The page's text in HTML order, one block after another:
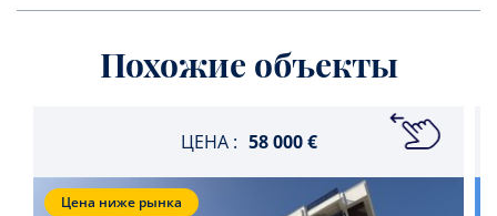
Похожие объекты
ЦЕНА : 58 000 €
Цена ниже рынка